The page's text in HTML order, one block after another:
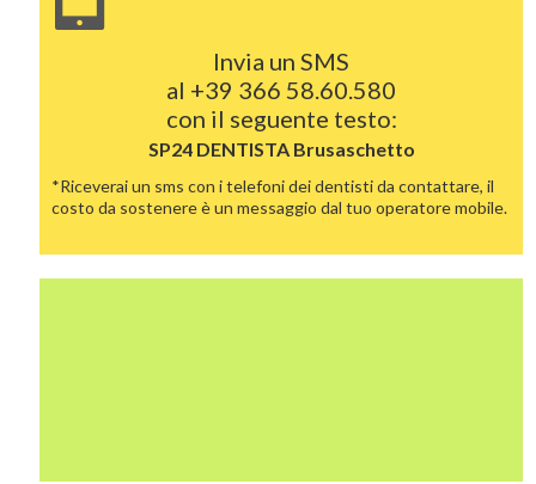
Invia un SMS
al +39 366 58.60.580
con il seguente testo:
SP24 DENTISTA Brusaschetto
*Riceverai un sms con i telefoni dei dentisti da contattare, il
costo da sostenere è un messaggio dal tuo operatore mobile.